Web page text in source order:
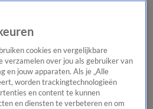
Uitzendingen Onze gezichten
In de
cookies en vergelijkbare
verzamelen over jou als gebruiker van
en jouw apparaten. Als je „Alle
worden trackingtechnologieën
en content te kunnen
en diensten te verbeteren en om